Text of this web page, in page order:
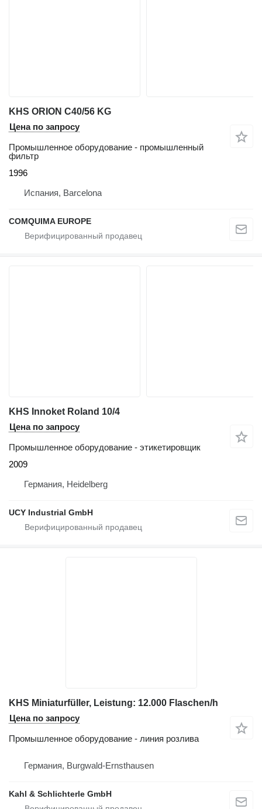
KHS ORION C40/56 KG
Цена по запросу
Промышленное оборудование - промышленный
фильтр
1996
Испания, Barcelona
COMQUIMA EUROPE
KHS Innoket Roland 10/4
Цена по запросу
Промышленное оборудование - этикетировщик
2009
Германия, Heidelberg
UCY Industrial GmbH
KHS Miniaturfüller, Leistung: 12.000 Flaschen/h
Цена по запросу
Промышленное оборудование - линия розлива
Германия, Burgwald-Ernsthausen
Kahl & Schlichterle GmbH